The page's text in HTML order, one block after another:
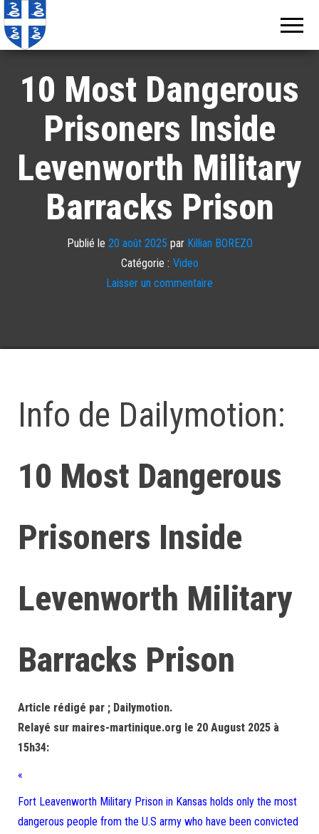
10 Most Dangerous
Prisoners Inside
Levenworth Military
Barracks Prison
Publié le 20 août 2025 par Killian BOREZO
Catégorie : Video
Laisser un commentaire
Info de Dailymotion:
10 Most Dangerous
Prisoners Inside
Levenworth Military
Barracks Prison
Article rédigé par ; Dailymotion.
Relayé sur maires-martinique.org le 20 August 2025 à
15h34:
«
Fort Leavenworth Military Prison in Kansas holds only the most
dangerous people from the U.S army who have been convicted